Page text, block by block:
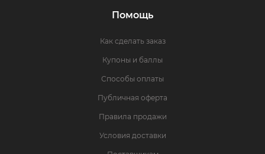
Помощь
Как сделать заказ
Купоны и баллы
Способы оплаты
Публичная оферта
Правила продажи
Условия доставки